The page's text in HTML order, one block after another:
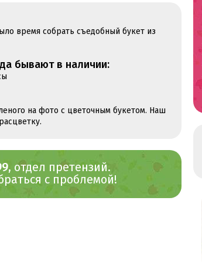
время собрать съедобный букет из
бывают в наличии:
на фото с цветочным букетом. Наш
, отдел претензий.
с проблемой!